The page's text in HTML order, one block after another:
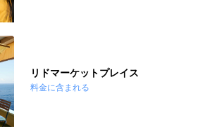
リドマーケットプレイス
料金に含まれる